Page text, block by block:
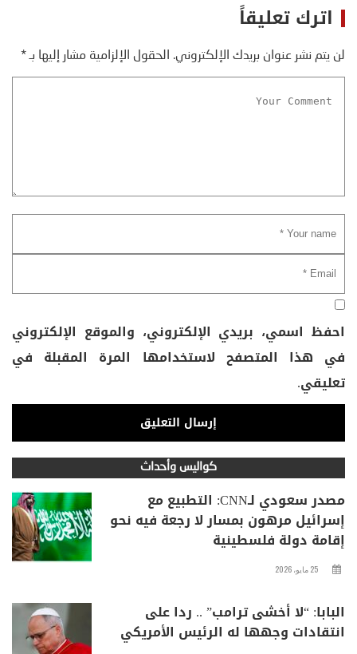
اترك تعليقاً
لن يتم نشر عنوان بريدك الإلكتروني. الحقول الإلزامية مشار إليها بـ*
احفظ اسمي، بريدي الإلكتروني، والموقع الإلكتروني
في هذا المتصفح لاستخدامها المرة المقبلة في
تعليقي.
كواليس وأحداث
مصدر سعودي لـCNN: التطبيع مع
إسرائيل مرهون بمسار لا رجعة فيه نحو
إقامة دولة فلسطينية
25 مايو، 2026
البابا: “لا أخشى ترامب” .. ردا على
انتقادات وجهها له الرئيس الأمريكي